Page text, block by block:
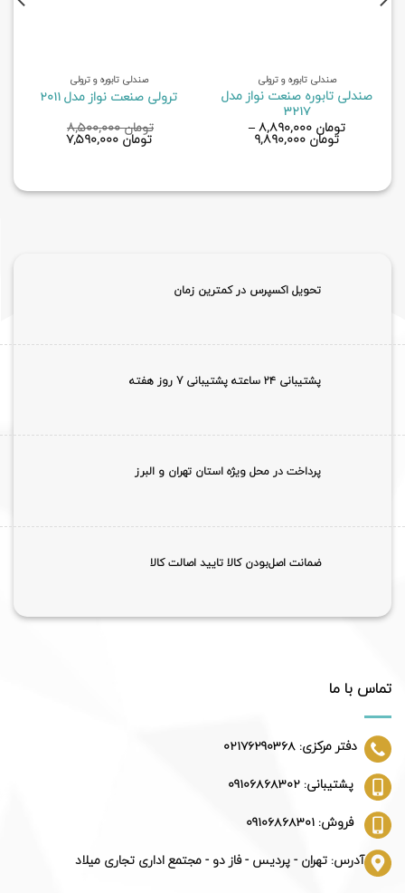
صندلی تابوره و ترولی
صندلی تابوره صنعت نواز مدل
3217
تومان ۸,۸۹۰,۰۰۰ –
تومان
صندلی تابوره و ترولی
ترولی صنعت نواز مدل 2011
تومان۸,۵۰۰,۰۰۰
قیمت
اصلی
تومان ۷,۵۹۰,۰۰۰ قیمت
تحویل اکسپرس در کمترین زمان
پشتیبانی ۲۴ ساعته پشتیبانی 7 روز هفته
پرداخت در محل ویژه استان تهران و البرز
ضمانت اصل‌بودن کالا تایید اصالت کالا
تماس با ما
دفتر مرکزی: 02176290368
پشتیبانی: 09106868302
فروش: 09106868301
آدرس: تهران - پردیس - فاز دو - مجتمع اداری تجاری میلاد